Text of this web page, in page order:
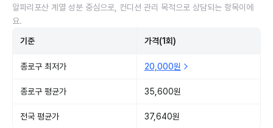
알파리포산 계열 성분 중심으로, 컨디션 관리 목적으로 상담되는 항목이에
요.
기준 가격(1회)
종로구 최저가 20,000원
종로구 평균가 35,600원
전국 평균가 37,640원